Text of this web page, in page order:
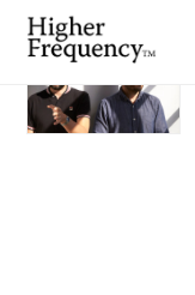
TAG: SHOWHEY